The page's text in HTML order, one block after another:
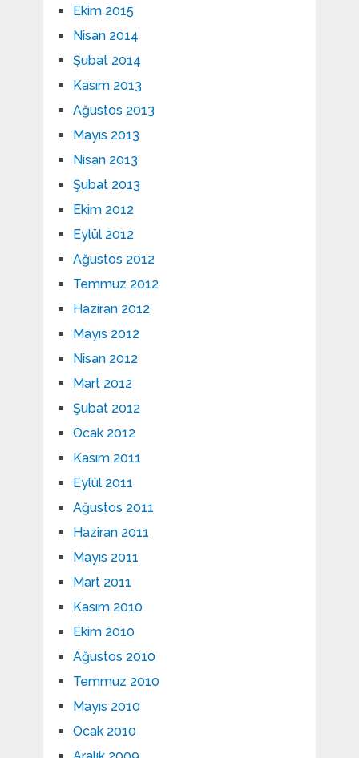
Ekim 2015
Nisan 2014
Şubat 2014
Kasım 2013
Ağustos 2013
Mayıs 2013
Nisan 2013
Şubat 2013
Ekim 2012
Eylül 2012
Ağustos 2012
Temmuz 2012
Haziran 2012
Mayıs 2012
Nisan 2012
Mart 2012
Şubat 2012
Ocak 2012
Kasım 2011
Eylül 2011
Ağustos 2011
Haziran 2011
Mayıs 2011
Mart 2011
Kasım 2010
Ekim 2010
Ağustos 2010
Temmuz 2010
Mayıs 2010
Ocak 2010